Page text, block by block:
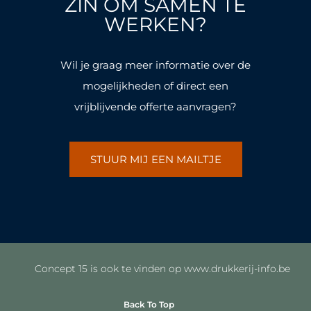
o
r
a
m
o
k
WERKEN?
Wil je graag meer informatie over de
mogelijkheden of direct een
vrijblijvende offerte aanvragen?
STUUR MIJ EEN MAILTJE
Concept 15 is ook te vinden op www.drukkerij-info.be
Back To Top